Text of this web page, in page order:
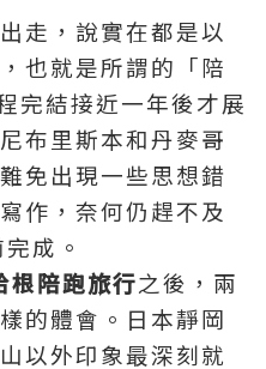
走，說實在都是以
也就是所謂的「陪
完結接近一年後才展
布里斯本和丹麥哥
免出現一些思想錯
作 ，奈何仍趕不及
成 。
陪跑旅行之後，兩
的體會。日本靜岡
以外印象最深刻就